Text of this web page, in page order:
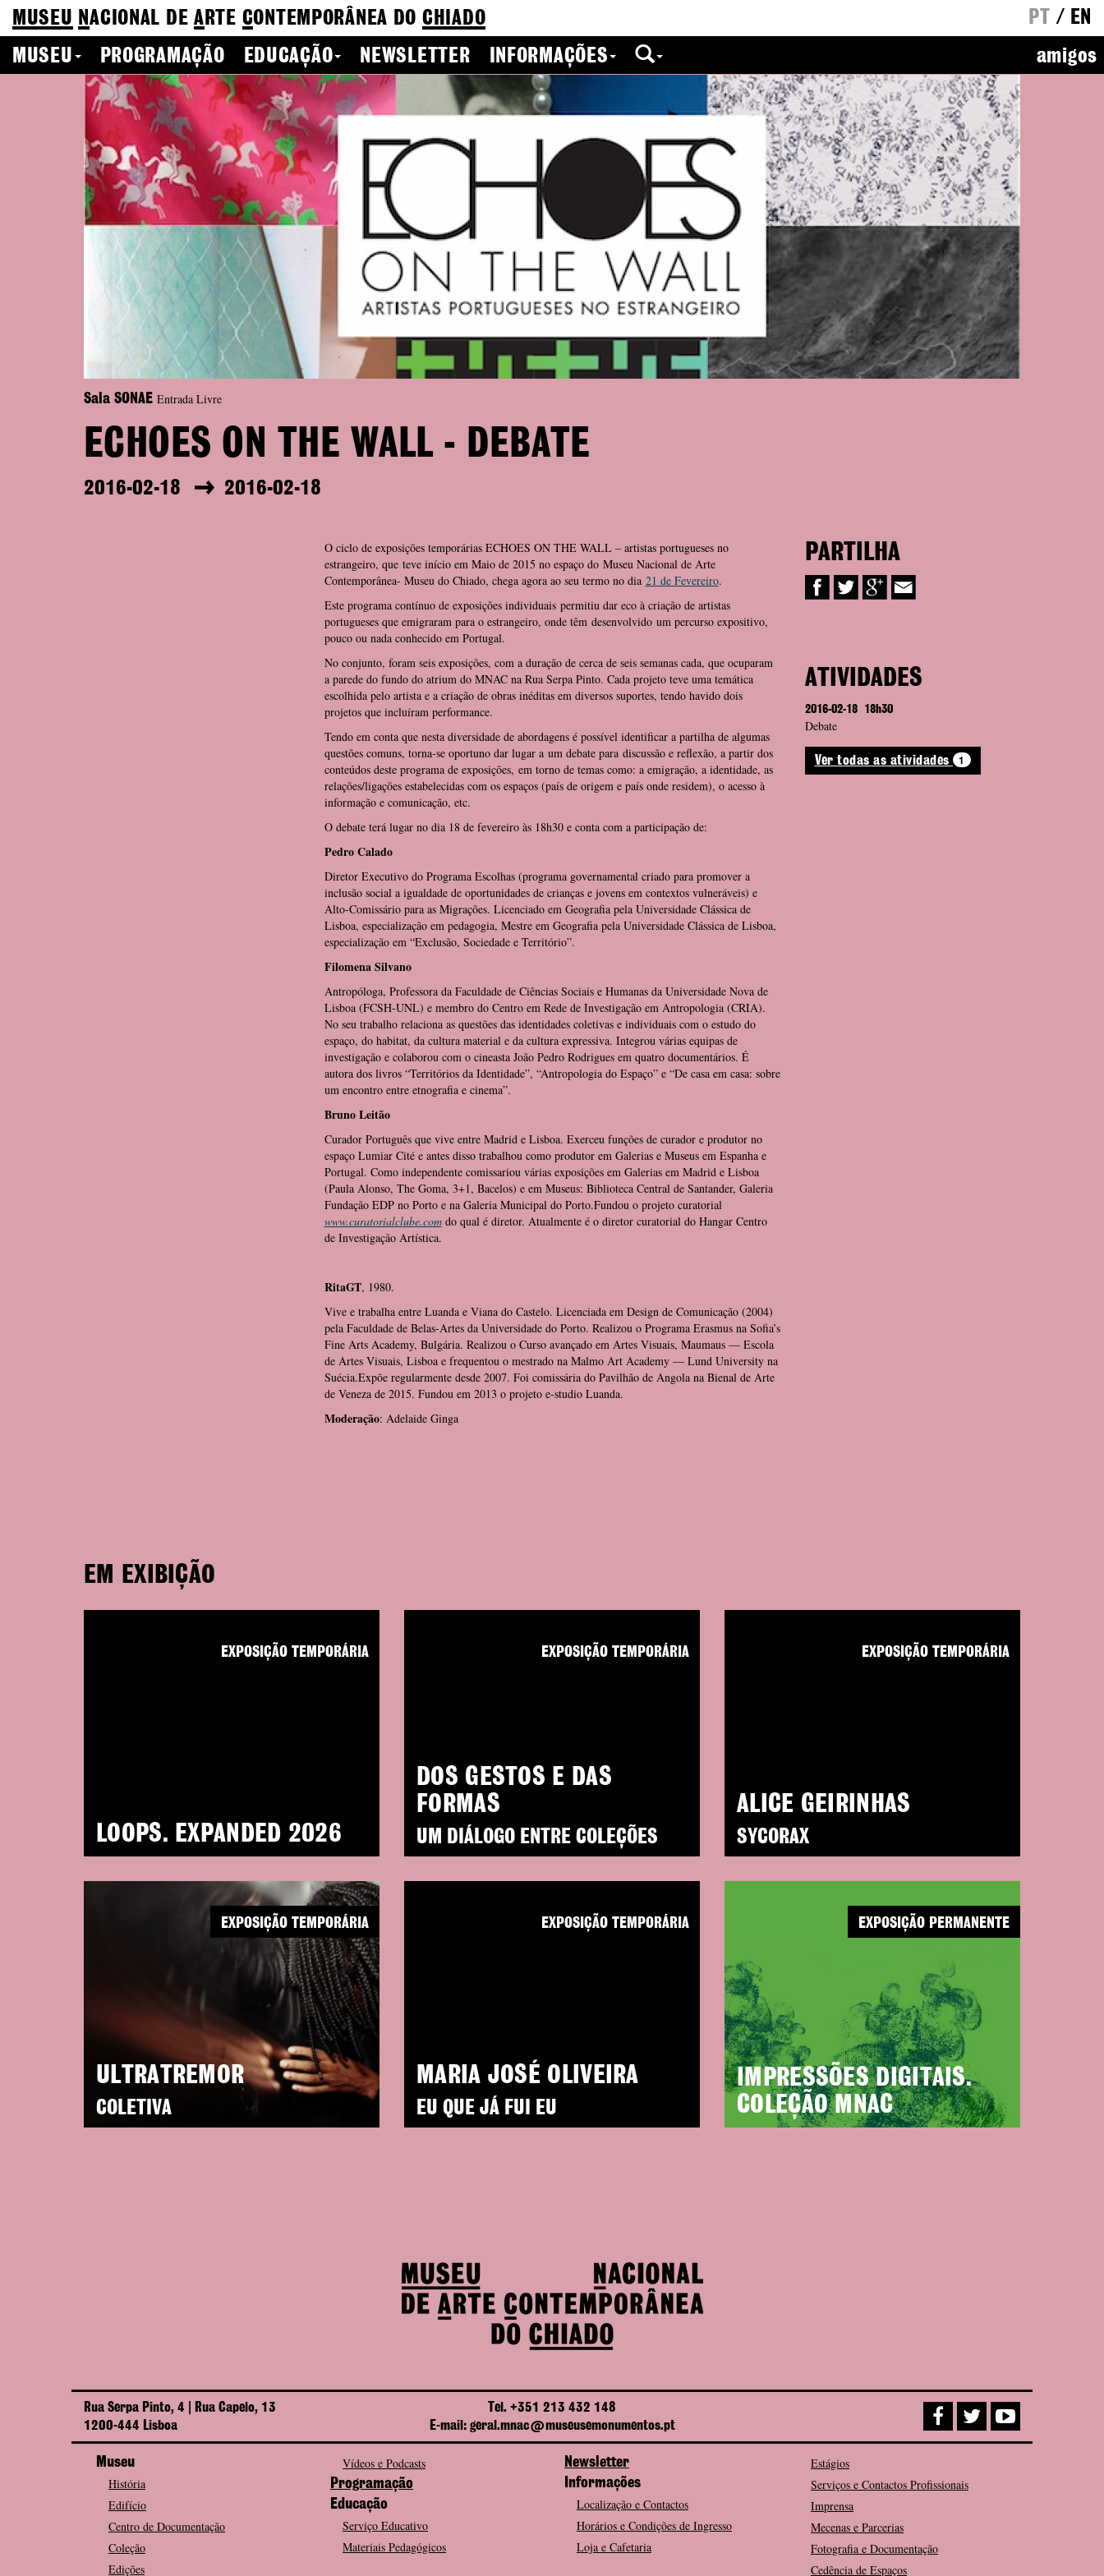
MUSEU NACIONAL DEA RTE CONTEMPORÂNEA DO CHIADO PT / EN
MUSEU
PROGRAMAÇÃO EDUCAÇÃO NEWSLETTER INFORMAÇÕES amigos
Sala SONAE Entrada Livre
ECHOES ON THE WALL - DEBATE
2016-02-18 2016-02-18
O ciclo de exposições temporárias ECHOES ON THE WALL – artistas portugueses no
estrangeiro, que teve início em Maio de 2015 no espaço do Museu Nacional de Arte
Contemporânea- Museu do Chiado, chega agora ao seu termo no dia 21 de Fevereiro.
Este programa contínuo de exposições individuais permitiu dar eco à criação de artistas
portugueses que emigraram para o estrangeiro, onde têm desenvolvido um percurso expositivo,
pouco ou nada conhecido em Portugal.
No conjunto, foram seis exposições, com a duração de cerca de seis semanas cada, que ocuparam
a parede do fundo do atrium do MNAC na Rua Serpa Pinto. Cada projeto teve uma temática
escolhida pelo artista e a criação de obras inéditas em diversos suportes, tendo havido dois
projetos que incluíram performance.
Tendo em conta que nesta diversidade de abordagens é possível identificar a partilha de algumas
questões comuns, torna-se oportuno dar lugar a um debate para discussão e reflexão, a partir dos
conteúdos deste programa de exposições, em torno de temas como: a emigração, a identidade, as
relações/ligações estabelecidas com os espaços (país de origem e país onde residem), o acesso à
informação e comunicação, etc.
O debate terá lugar no dia 18 de fevereiro às 18h30 e conta com a participação de:
Pedro Calado
Diretor Executivo do Programa Escolhas (programa governamental criado para promover a
inclusão social a igualdade de oportunidades de crianças e jovens em contextos vulneráveis) e
Alto-Comissário para as Migrações. Licenciado em Geografia pela Universidade Clássica de
Lisboa, especialização em pedagogia, Mestre em Geografia pela Universidade Clássica de Lisboa,
especialização em “Exclusão, Sociedade e Território”.
Filomena Silvano
Antropóloga, Professora da Faculdade de Ciências Sociais e Humanas da Universidade Nova de
Lisboa (FCSH-UNL) e membro do Centro em Rede de Investigação em Antropologia (CRIA).
No seu trabalho relaciona as questões das identidades coletivas e individuais com o estudo do
espaço, do habitat, da cultura material e da cultura expressiva. Integrou várias equipas de
investigação e colaborou com o cineasta João Pedro Rodrigues em quatro documentários. É
autora dos livros “Territórios da Identidade”, “Antropologia do Espaço” e “De casa em casa: sobre
um encontro entre etnografia e cinema”.
Bruno Leitão
Curador Português que vive entre Madrid e Lisboa. Exerceu funções de curador e produtor no
espaço Lumiar Cité e antes disso trabalhou como produtor em Galerias e Museus em Espanha e
Portugal. Como independente comissariou várias exposições em Galerias em Madrid e Lisboa
(Paula Alonso, The Goma, 3+1, Bacelos) e em Museus: Biblioteca Central de Santander, Galeria
Fundação EDP no Porto e na Galeria Municipal do Porto.Fundou o projeto curatorial
www.curatorialclube.comdo qual é diretor. Atualmente é o diretor curatorial do Hangar Centro
de Investigação Artística.
RitaGT, 1980.
Vive e trabalha entre Luanda e Viana do Castelo. Licenciada em Design de Comunicação (2004)
pela Faculdade de Belas-Artes da Universidade do Porto. Realizou o Programa Erasmus na Sofia’s
Fine Arts Academy, Bulgária. Realizou o Curso avançado em Artes Visuais, Maumaus — Escola
de Artes Visuais, Lisboa e frequentou o mestrado na Malmo Art Academy — Lund University na
Suécia.Expõe regularmente desde 2007. Foi comissária do Pavilhão de Angola na Bienal de Arte
de Veneza de 2015. Fundou em 2013 o projeto e-studio Luanda.
Moderação: Adelaide Ginga
PARTILHA
ATIVIDADES
2016-02-18 18h30
Debate
Ver todas as atividades 1
EM EXIBIÇÃO
LOOPS. EXPANDED 2026
EXPOSIÇÃO TEMPORÁRIA
DOS GESTOS E DAS
FORMAS
UM DIÁLOGO ENTRE COLEÇÕES
EXPOSIÇÃO TEMPORÁRIA
ALICE GEIRINHAS
SYCORAX
EXPOSIÇÃO TEMPORÁRIA
ULTRATREMOR
COLETIVA
EXPOSIÇÃO TEMPORÁRIA
MARIA JOSÉ OLIVEIRA
EU QUE JÁ FUI EU
EXPOSIÇÃO TEMPORÁRIA
IMPRESSÕES DIGITAIS.
COLEÇÃO MNAC
EXPOSIÇÃO PERMANENTE
Rua Serpa Pinto, 4 | Rua Capelo, 13
1200-444 Lisboa
Tel. +351 213 432 148
E-mail: geral.mnac@museusemonumentos.pt
Museu
História
Edifício
Centro de Documentação
Coleção
Edições
Vídeos e Podcasts
Programação
Educação
Serviço Educativo
Materiais Pedagógicos
Newsletter
Informações
Localização e Contactos
Horários e Condições de Ingresso
Loja e Cafetaria
Estágios
Serviços e Contactos Profissionais
Imprensa
Mecenas e Parcerias
Fotografia e Documentação
Cedência de Espaços